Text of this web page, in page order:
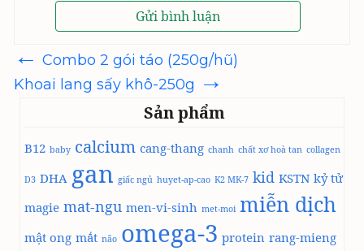
Điều
hướng
bài
viết
← Combo 2 gói táo (250g/hũ)
Khoai lang sấy khô-250g →
Sản phẩm
B12 baby calcium cang-thang chanh chất xơ hoà tan collagen
D3 DHA gan giấc ngủ huyet-ap-cao K2 MK-7 kid KSTN kỷ tử
magie mat-ngu men-vi-sinh met-moi miễn dịch
mật ong mắt não omega-3 protein rang-mieng